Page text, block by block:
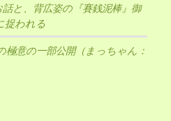
と、背広姿の『賽銭泥棒』御
捉われる
意の一部公開（まっちゃん：